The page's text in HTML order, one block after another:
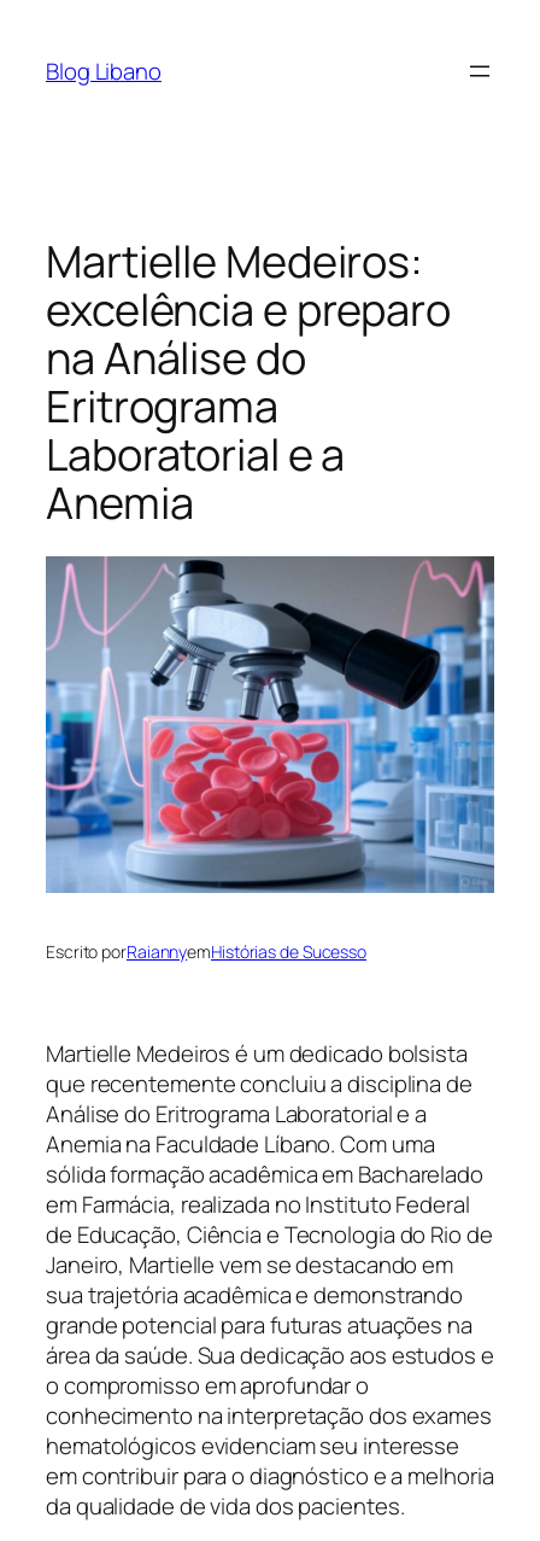
Blog Libano
Martielle Medeiros:
excelência e preparo
na Análise do
Eritrograma
Laboratorial e a
Anemia
Escrito porRaiannyemHistórias de Sucesso
Martielle Medeiros é um dedicado bolsista
que recentemente concluiu a disciplina de
Análise do Eritrograma Laboratorial e a
Anemia na Faculdade Líbano. Com uma
sólida formação acadêmica em Bacharelado
em Farmácia, realizada no Instituto Federal
de Educação, Ciência e Tecnologia do Rio de
Janeiro, Martielle vem se destacando em
sua trajetória acadêmica e demonstrando
grande potencial para futuras atuações na
área da saúde. Sua dedicação aos estudos e
o compromisso em aprofundar o
conhecimento na interpretação dos exames
hematológicos evidenciam seu interesse
em contribuir para o diagnóstico e a melhoria
da qualidade de vida dos pacientes.